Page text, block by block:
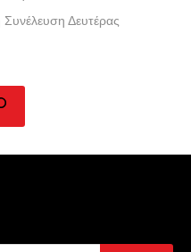
Συνέλευση Δευτέρας